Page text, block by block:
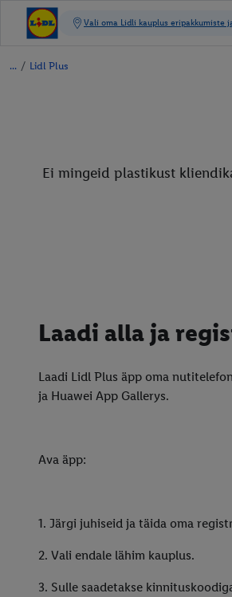
/ Lidl Plus
Ei mingeid plastikust
Laadi alla ja
Laadi Lidl Plus äpp oma
ja Huawei App Gallerys.
Ava äpp:
1. Järgi juhiseid ja täida oma
2. Vali endale lähim kauplus.
3. Sulle saadetakse